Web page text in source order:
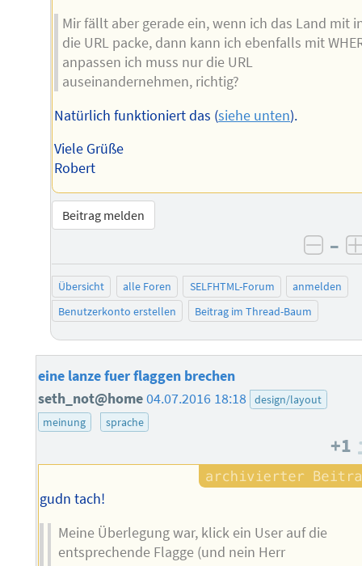
Mir fällt aber gerade ein, wenn ich das Land mit
die URL packe, dann kann ich ebenfalls mit
anpassen ich muss nur die URL
auseinandernehmen, richtig?
Natürlich funktioniert das (siehe unten).
Viele Grüße
Robert
Beitrag melden
–
Übersicht alle Foren SELFHTML-Forum
anmelden
Benutzerkonto erstellen
Beitrag im Thread-Baum
eine lanze fuer flaggen brechen
seth_not@home04.07.2016 18:18 design/layout
meinung
sprache
+1
gudn tach!
Meine Überlegung war, klick ein User auf die
entsprechende Flagge (und nein Herr